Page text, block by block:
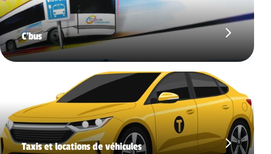
C’bus
Taxis et locations de véhicules